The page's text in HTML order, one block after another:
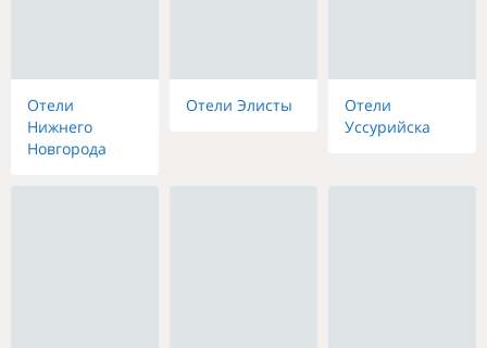
Отели
Нижнего
Новгорода
Отели Элисты
Отели
Уссурийска